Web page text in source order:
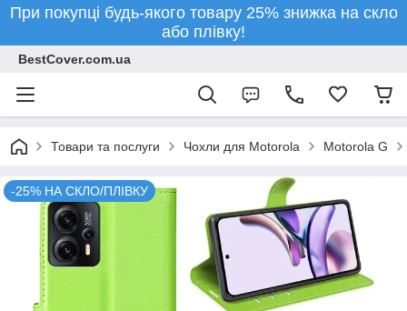
При покупці будь-якого товару 25% знижка на скло
або плівку!
BestCover.com.ua
Товари та послуги Чохли для Motorola Motorola G
-25% НА СКЛО/ПЛІВКУ